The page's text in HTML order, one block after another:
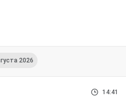
2026
14:41